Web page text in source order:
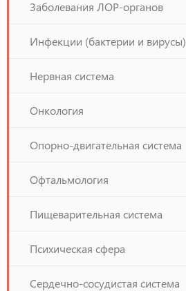
Заболевания ЛОР-органов
Инфекции (бактерии и вирусы)
Нервная система
Онкология
Опорно-двигательная система
Офтальмология
Пищеварительная система
Психическая сфера
Сердечно-сосудистая система